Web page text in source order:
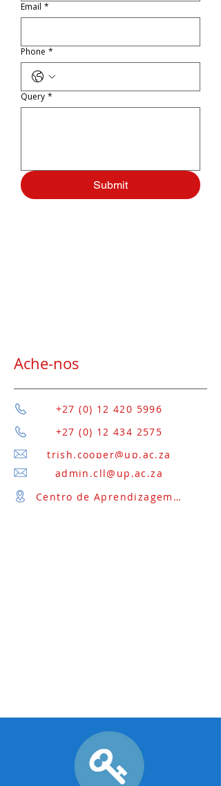
Email *
Phone *
Query *
Submit
Ache-nos
+27 (0) 12 420 5996
+27 (0) 12 434 2575
trish.cooper@up.ac.za
admin.cll@up.ac.za
Centro de Aprendizagem de Idiomas, Pretória